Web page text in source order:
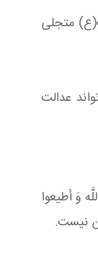
متجلی
عدالت
وَ أطیعوا
نیست.